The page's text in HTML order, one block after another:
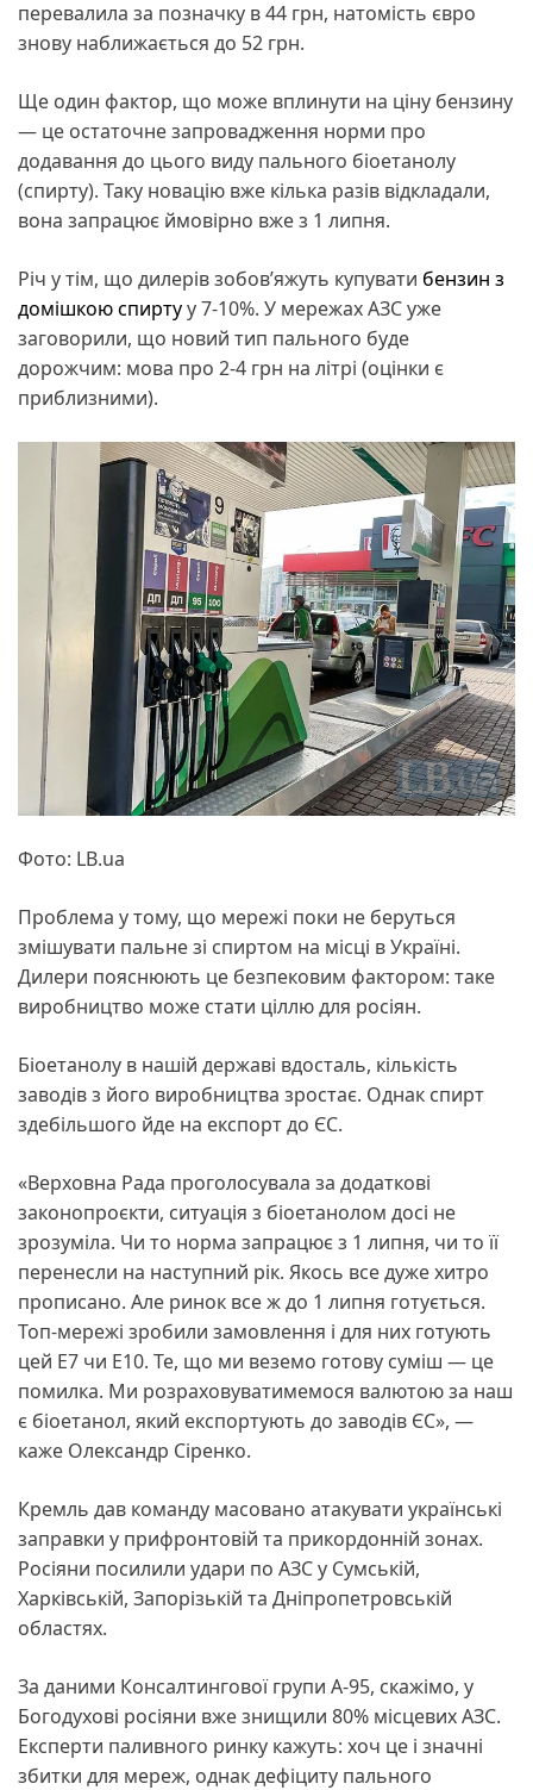
перевалила за позначку в 44 грн, натомість євро
знову наближається до 52 грн.
Ще один фактор, що може вплинути на ціну бензину
— це остаточне запровадження норми про
додавання до цього виду пального біоетанолу
(спирту). Таку новацію вже кілька разів відкладали,
вона запрацює ймовірно вже з 1 липня.
Річ у тім, що дилерів зобов’яжуть купувати бензин з
домішкою спиртуу 7-10%. У мережах АЗС уже
заговорили, що новий тип пального буде
дорожчим: мова про 2-4 грн на літрі (оцінки є
приблизними).
Фото: LB.ua
Проблема у тому, що мережі поки не беруться
змішувати пальне зі спиртом на місці в Україні.
Дилери пояснюють це безпековим фактором: таке
виробництво може стати ціллю для росіян.
Біоетанолу в нашій державі вдосталь, кількість
заводів з його виробництва зростає. Однак спирт
здебільшого йде на експорт до ЄС.
«Верховна Рада проголосувала за додаткові
законопроєкти, ситуація з біоетанолом досі не
зрозуміла. Чи то норма запрацює з 1 липня, чи то її
перенесли на наступний рік. Якось все дуже хитро
прописано. Але ринок все ж до 1 липня готується.
Топ-мережі зробили замовлення і для них готують
цей Е7 чи Е10. Те, що ми веземо готову суміш — це
помилка. Ми розраховуватимемося валютою за наш
є біоетанол, який експортують до заводів ЄС», —
каже Олександр Сіренко.
Кремль дав команду масовано атакувати українські
заправки у прифронтовій та прикордонній зонах.
Росіяни посилили удари по АЗС у Сумській,
Харківській, Запорізькій та Дніпропетровській
областях.
За даними Консалтингової групи А-95, скажімо, у
Богодухові росіяни вже знищили 80% місцевих АЗС.
Експерти паливного ринку кажуть: хоч це і значні
збитки для мереж, однак дефіциту пального